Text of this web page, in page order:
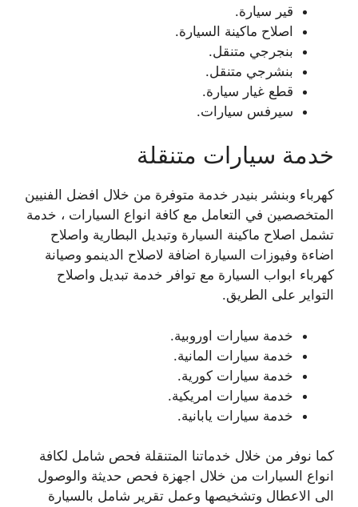
قير سيارة.
اصلاح ماكينة السيارة.
بنجرجي متنقل.
بنشرجي متنقل.
قطع غيار سيارة.
سيرفس سيارات.
خدمة سيارات متنقلة
كهرباء وبنشر بنيدر خدمة متوفرة من خلال افضل الفنيين
المتخصصين في التعامل مع كافة انواع السيارات ، خدمة
تشمل اصلاح ماكينة السيارة وتبديل البطارية واصلاح
اضاءة وفيوزات السيارة اضافة لاصلاح الدينمو وصيانة
كهرباء ابواب السيارة مع توافر خدمة تبديل واصلاح
التواير على الطريق.
خدمة سيارات اوروبية.
خدمة سيارات المانية.
خدمة سيارات كورية.
خدمة سيارات امريكية.
خدمة سيارات يابانية.
كما نوفر من خلال خدماتنا المتنقلة فحص شامل لكافة
انواع السيارات من خلال اجهزة فحص حديثة والوصول
الى الاعطال وتشخيصها وعمل تقرير شامل بالسيارة